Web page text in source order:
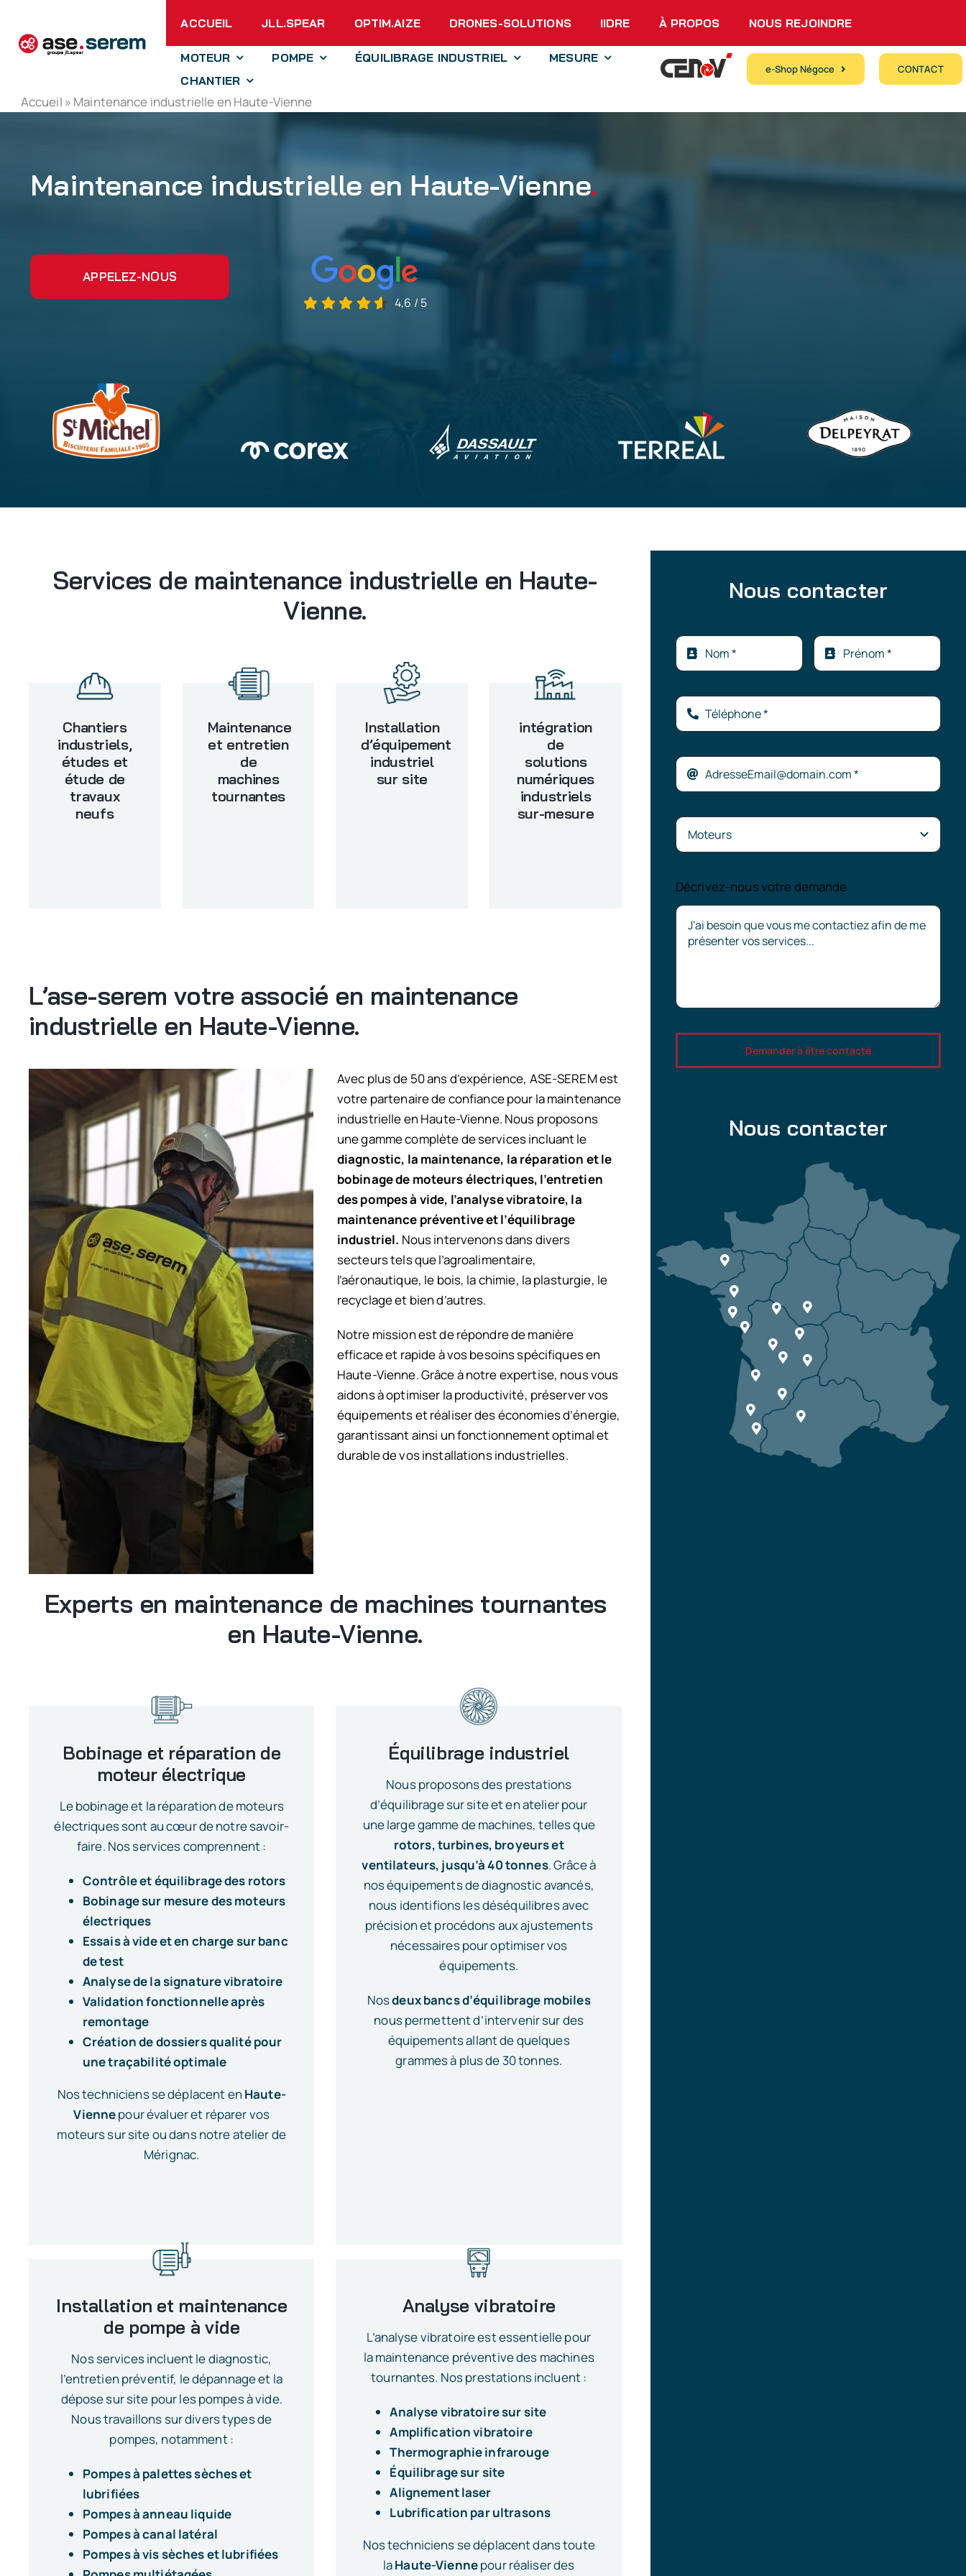
contenu
ACCUEIL JLL.SPEAR OPTIM.AIZE DRONES-SOLUTIONS IIDRE À PROPOS NOUS REJOINDRE
MOTEUR POMPE ÉQUILIBRAGE INDUSTRIEL
MESURE
CHANTIER
e-Shop Négoce CONTACT
Accueil » Maintenance industrielle en Haute-Vienne
Maintenance industrielle en Haute-Vienne.
APPELEZ-NOUS
4,6 / 5
Services de maintenance industrielle en Haute-
Vienne.
Chantiers
industriels,
études et
étude de
travaux
neufs
Maintenance
et entretien
de
machines
tournantes
Installation
d’équipement
industriel
sur site
intégration
de
solutions
numériques
industriels
sur-mesure
L’ase-serem votre associé en maintenance
industrielle en Haute-Vienne.
Avec plus de 50 ans d’expérience, ASE-SEREM est
votre partenaire de confiance pour la maintenance
industrielle en Haute-Vienne. Nous proposons
une gamme complète de services incluant le
diagnostic, la maintenance, la réparation et le
bobinage de moteurs électriques, l’entretien
des pompes à vide, l’analyse vibratoire, la
maintenance préventive et l’équilibrage
industriel. Nous intervenons dans divers
secteurs tels que l’agroalimentaire,
l’aéronautique, le bois, la chimie, la plasturgie, le
recyclage et bien d’autres.
Notre mission est de répondre de manière
efficace et rapide à vos besoins spécifiques en
Haute-Vienne. Grâce à notre expertise, nous vous
aidons à optimiser la productivité, préserver vos
équipements et réaliser des économies d’énergie,
garantissant ainsi un fonctionnement optimal et
durable de vos installations industrielles.
Experts en maintenance de machines tournantes
en Haute-Vienne.
Bobinage et réparation de
moteur électrique
Le bobinage et la réparation de moteurs
électriques sont au cœur de notre savoir-
faire. Nos services comprennent :
Contrôle et équilibrage des rotors
Bobinage sur mesure des moteurs
électriques
Essais à vide et en charge sur banc
de test
Analyse de la signature vibratoire
Validation fonctionnelle après
remontage
Création de dossiers qualité pour
une traçabilité optimale
Nos techniciens se déplacent en Haute-
Viennepour évaluer et réparer vos
moteurs sur site ou dans notre atelier de
Mérignac.
Équilibrage industriel
Nous proposons des prestations
d’équilibrage sur site et en atelier pour
une large gamme de machines, telles que
rotors, turbines, broyeurs et
ventilateurs, jusqu’à 40 tonnes. Grâce à
nos équipements de diagnostic avancés,
nous identifions les déséquilibres avec
précision et procédons aux ajustements
nécessaires pour optimiser vos
équipements.
Nosdeux bancs d’équilibrage mobiles
nous permettent d’intervenir sur des
équipements allant de quelques
grammes à plus de 30 tonnes.
Installation et maintenance
de pompe à vide
Nos services incluent le diagnostic,
l’entretien préventif, le dépannage et la
dépose sur site pour les pompes à vide.
Nous travaillons sur divers types de
pompes, notamment :
Pompes à palettes sèches et
lubrifiées
Pompes à anneau liquide
Pompes à canal latéral
Pompes à vis sèches et lubrifiées
Analyse vibratoire
L’analyse vibratoire est essentielle pour
la maintenance préventive des machines
tournantes. Nos prestations incluent :
Analyse vibratoire sur site
Amplification vibratoire
Thermographie infrarouge
Équilibrage sur site
Alignement laser
Lubrification par ultrasons
Nos techniciens se déplacent dans toute
laHaute-Viennepour réaliser des
Nous contacter
Décrivez-nous votre demande
Demander à être contacté
Nous contacter